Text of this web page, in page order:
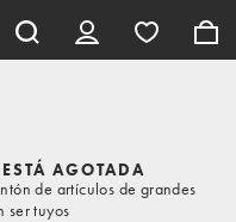
AGOTADA
de artículos de grandes
ser tuyos